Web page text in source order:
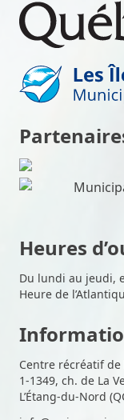
Heures
Du lundi au jeudi,
Heure de
Centre récréatif de
1-1349, ch. de La
L’Étang-du-Nord